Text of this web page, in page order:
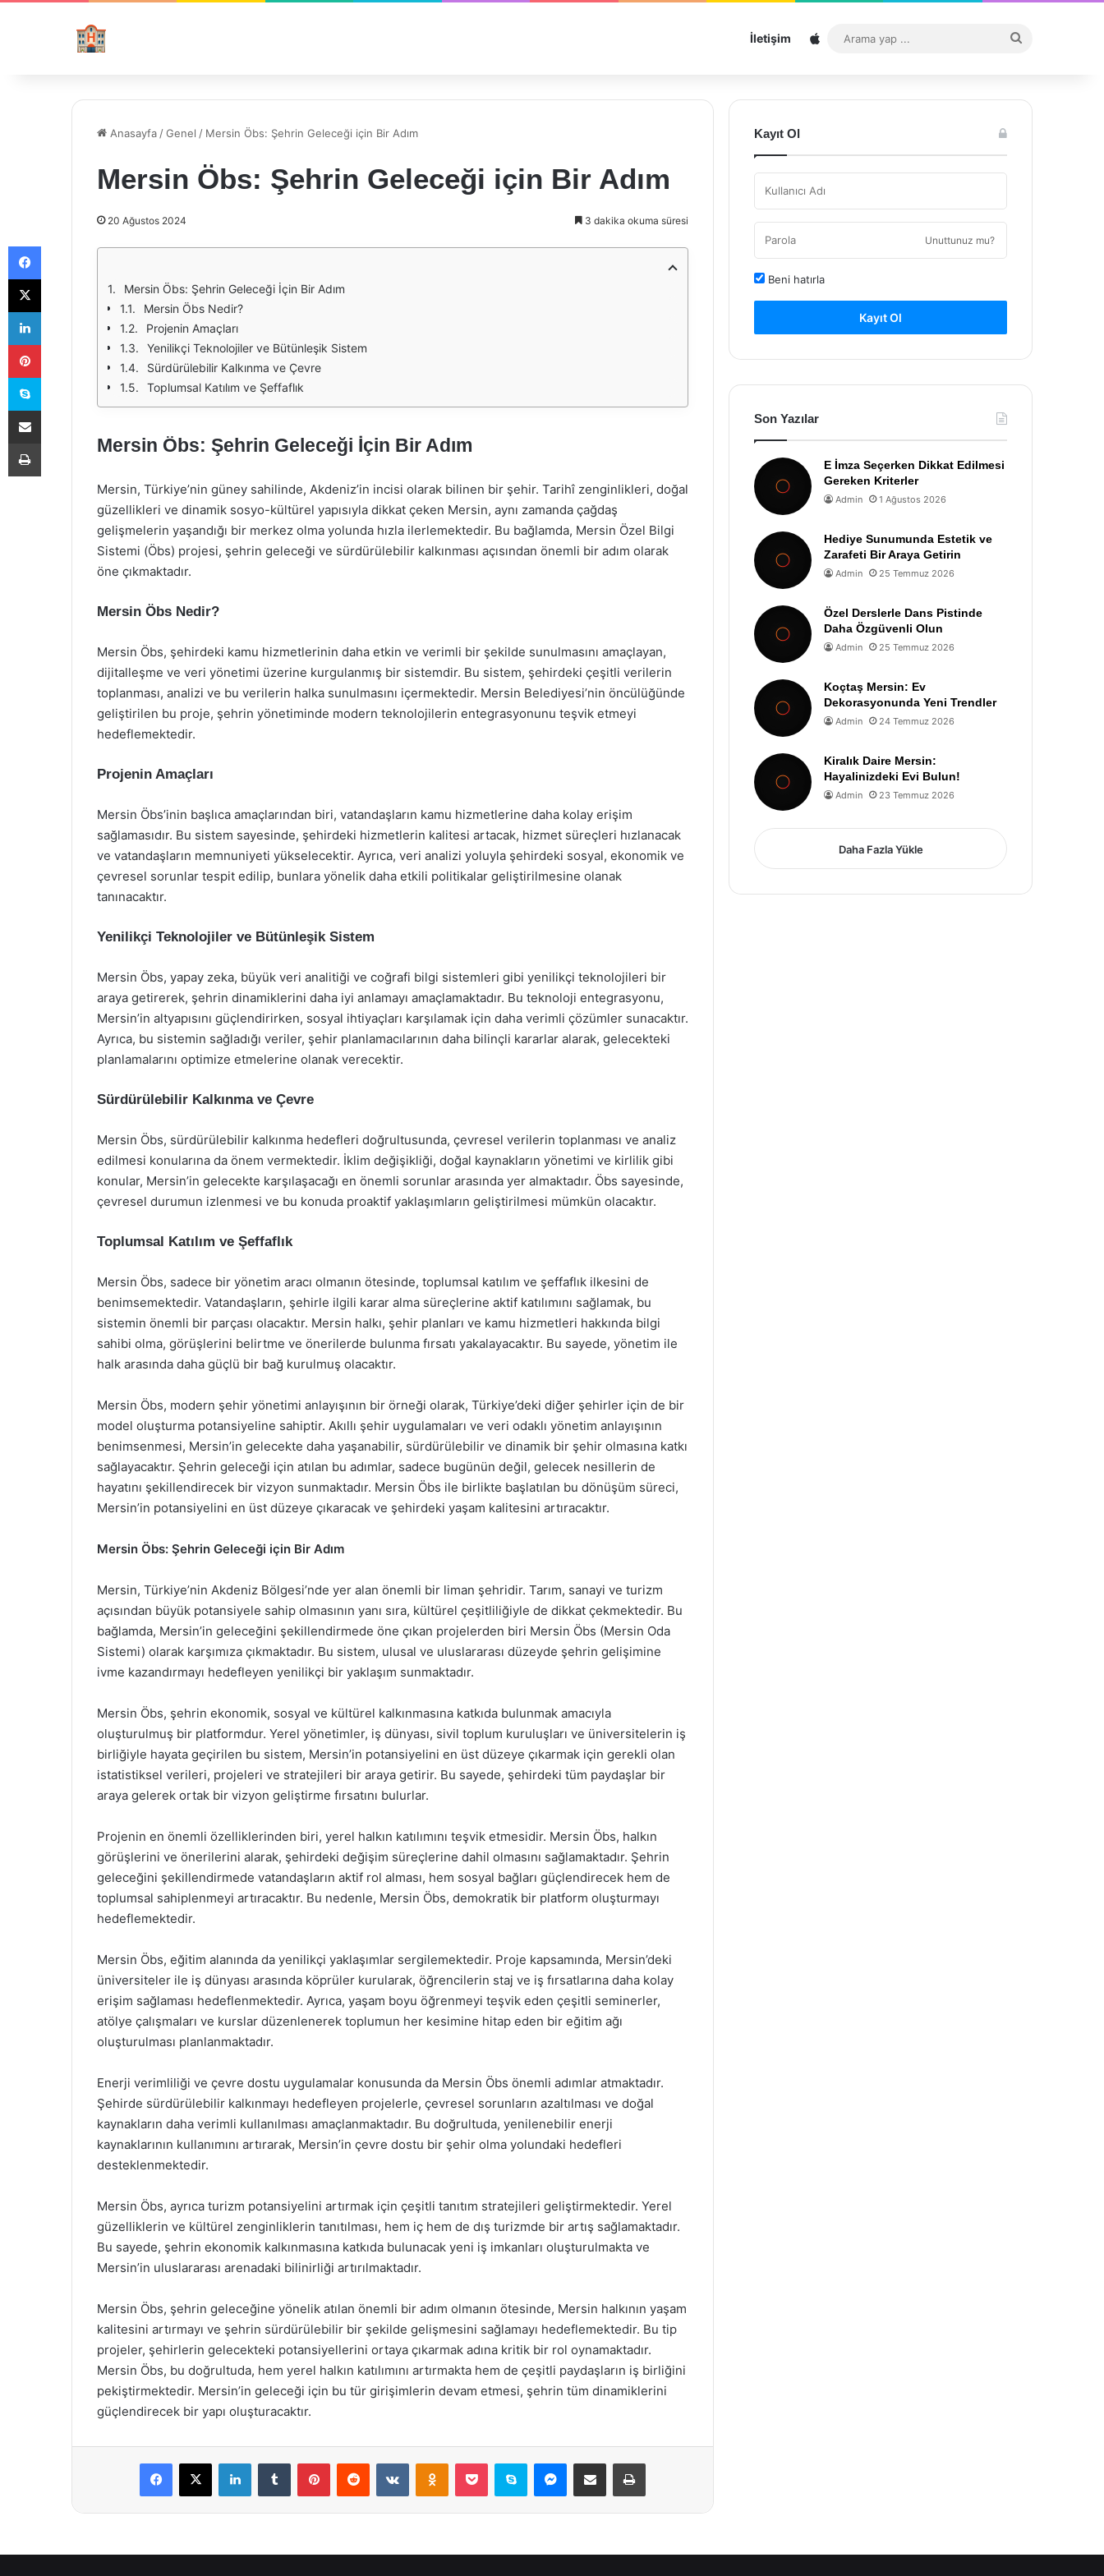
İletişim Sitemap
...
Anasayfa /Genel / Mersin Öbs: Şehrin Geleceği için Bir Adım
Mersin Öbs: Şehrin Geleceği için Bir Adım
20 Ağustos 2024 3 dakika okuma süresi
Mersin Öbs: Şehrin Geleceği İçin Bir Adım
Mersin Öbs Nedir?
Projenin Amaçları
Yenilikçi Teknolojiler ve Bütünleşik Sistem
Sürdürülebilir Kalkınma ve Çevre
Toplumsal Katılım ve Şeffaflık
Mersin Öbs: Şehrin Geleceği İçin Bir Adım
Mersin, Türkiye’nin güney sahilinde, Akdeniz’in incisi olarak bilinen bir şehir. Tarihî zenginlikleri, doğal
güzellikleri ve dinamik sosyo-kültürel yapısıyla dikkat çeken Mersin, aynı zamanda çağdaş
gelişmelerin yaşandığı bir merkez olma yolunda hızla ilerlemektedir. Bu bağlamda, Mersin Özel Bilgi
Sistemi (Öbs) projesi, şehrin geleceği ve sürdürülebilir kalkınması açısından önemli bir adım olarak
öne çıkmaktadır.
Mersin Öbs Nedir?
Mersin Öbs, şehirdeki kamu hizmetlerinin daha etkin ve verimli bir şekilde sunulmasını amaçlayan,
dijitalleşme ve veri yönetimi üzerine kurgulanmış bir sistemdir. Bu sistem, şehirdeki çeşitli verilerin
toplanması, analizi ve bu verilerin halka sunulmasını içermektedir. Mersin Belediyesi’nin öncülüğünde
geliştirilen bu proje, şehrin yönetiminde modern teknolojilerin entegrasyonunu teşvik etmeyi
hedeflemektedir.
Projenin Amaçları
Mersin Öbs’inin başlıca amaçlarından biri, vatandaşların kamu hizmetlerine daha kolay erişim
sağlamasıdır. Bu sistem sayesinde, şehirdeki hizmetlerin kalitesi artacak, hizmet süreçleri hızlanacak
ve vatandaşların memnuniyeti yükselecektir. Ayrıca, veri analizi yoluyla şehirdeki sosyal, ekonomik ve
çevresel sorunlar tespit edilip, bunlara yönelik daha etkili politikalar geliştirilmesine olanak
tanınacaktır.
Yenilikçi Teknolojiler ve Bütünleşik Sistem
Mersin Öbs, yapay zeka, büyük veri analitiği ve coğrafi bilgi sistemleri gibi yenilikçi teknolojileri bir
araya getirerek, şehrin dinamiklerini daha iyi anlamayı amaçlamaktadır. Bu teknoloji entegrasyonu,
Mersin’in altyapısını güçlendirirken, sosyal ihtiyaçları karşılamak için daha verimli çözümler sunacaktır.
Ayrıca, bu sistemin sağladığı veriler, şehir planlamacılarının daha bilinçli kararlar alarak, gelecekteki
planlamalarını optimize etmelerine olanak verecektir.
Sürdürülebilir Kalkınma ve Çevre
Mersin Öbs, sürdürülebilir kalkınma hedefleri doğrultusunda, çevresel verilerin toplanması ve analiz
edilmesi konularına da önem vermektedir. İklim değişikliği, doğal kaynakların yönetimi ve kirlilik gibi
konular, Mersin’in gelecekte karşılaşacağı en önemli sorunlar arasında yer almaktadır. Öbs sayesinde,
çevresel durumun izlenmesi ve bu konuda proaktif yaklaşımların geliştirilmesi mümkün olacaktır.
Toplumsal Katılım ve Şeffaflık
Mersin Öbs, sadece bir yönetim aracı olmanın ötesinde, toplumsal katılım ve şeffaflık ilkesini de
benimsemektedir. Vatandaşların, şehirle ilgili karar alma süreçlerine aktif katılımını sağlamak, bu
sistemin önemli bir parçası olacaktır. Mersin halkı, şehir planları ve kamu hizmetleri hakkında bilgi
sahibi olma, görüşlerini belirtme ve önerilerde bulunma fırsatı yakalayacaktır. Bu sayede, yönetim ile
halk arasında daha güçlü bir bağ kurulmuş olacaktır.
Mersin Öbs, modern şehir yönetimi anlayışının bir örneği olarak, Türkiye’deki diğer şehirler için de bir
model oluşturma potansiyeline sahiptir. Akıllı şehir uygulamaları ve veri odaklı yönetim anlayışının
benimsenmesi, Mersin’in gelecekte daha yaşanabilir, sürdürülebilir ve dinamik bir şehir olmasına katkı
sağlayacaktır. Şehrin geleceği için atılan bu adımlar, sadece bugünün değil, gelecek nesillerin de
hayatını şekillendirecek bir vizyon sunmaktadır. Mersin Öbs ile birlikte başlatılan bu dönüşüm süreci,
Mersin’in potansiyelini en üst düzeye çıkaracak ve şehirdeki yaşam kalitesini artıracaktır.
Mersin Öbs: Şehrin Geleceği için Bir Adım
Mersin, Türkiye’nin Akdeniz Bölgesi’nde yer alan önemli bir liman şehridir. Tarım, sanayi ve turizm
açısından büyük potansiyele sahip olmasının yanı sıra, kültürel çeşitliliğiyle de dikkat çekmektedir. Bu
bağlamda, Mersin’in geleceğini şekillendirmede öne çıkan projelerden biri Mersin Öbs (Mersin Oda
Sistemi) olarak karşımıza çıkmaktadır. Bu sistem, ulusal ve uluslararası düzeyde şehrin gelişimine
ivme kazandırmayı hedefleyen yenilikçi bir yaklaşım sunmaktadır.
Mersin Öbs, şehrin ekonomik, sosyal ve kültürel kalkınmasına katkıda bulunmak amacıyla
oluşturulmuş bir platformdur. Yerel yönetimler, iş dünyası, sivil toplum kuruluşları ve üniversitelerin iş
birliğiyle hayata geçirilen bu sistem, Mersin’in potansiyelini en üst düzeye çıkarmak için gerekli olan
istatistiksel verileri, projeleri ve stratejileri bir araya getirir. Bu sayede, şehirdeki tüm paydaşlar bir
araya gelerek ortak bir vizyon geliştirme fırsatını bulurlar.
Projenin en önemli özelliklerinden biri, yerel halkın katılımını teşvik etmesidir. Mersin Öbs, halkın
görüşlerini ve önerilerini alarak, şehirdeki değişim süreçlerine dahil olmasını sağlamaktadır. Şehrin
geleceğini şekillendirmede vatandaşların aktif rol alması, hem sosyal bağları güçlendirecek hem de
toplumsal sahiplenmeyi artıracaktır. Bu nedenle, Mersin Öbs, demokratik bir platform oluşturmayı
hedeflemektedir.
Mersin Öbs, eğitim alanında da yenilikçi yaklaşımlar sergilemektedir. Proje kapsamında, Mersin’deki
üniversiteler ile iş dünyası arasında köprüler kurularak, öğrencilerin staj ve iş fırsatlarına daha kolay
erişim sağlaması hedeflenmektedir. Ayrıca, yaşam boyu öğrenmeyi teşvik eden çeşitli seminerler,
atölye çalışmaları ve kurslar düzenlenerek toplumun her kesimine hitap eden bir eğitim ağı
oluşturulması planlanmaktadır.
Enerji verimliliği ve çevre dostu uygulamalar konusunda da Mersin Öbs önemli adımlar atmaktadır.
Şehirde sürdürülebilir kalkınmayı hedefleyen projelerle, çevresel sorunların azaltılması ve doğal
kaynakların daha verimli kullanılması amaçlanmaktadır. Bu doğrultuda, yenilenebilir enerji
kaynaklarının kullanımını artırarak, Mersin’in çevre dostu bir şehir olma yolundaki hedefleri
desteklenmektedir.
Mersin Öbs, ayrıca turizm potansiyelini artırmak için çeşitli tanıtım stratejileri geliştirmektedir. Yerel
güzelliklerin ve kültürel zenginliklerin tanıtılması, hem iç hem de dış turizmde bir artış sağlamaktadır.
Bu sayede, şehrin ekonomik kalkınmasına katkıda bulunacak yeni iş imkanları oluşturulmakta ve
Mersin’in uluslararası arenadaki bilinirliği artırılmaktadır.
Mersin Öbs, şehrin geleceğine yönelik atılan önemli bir adım olmanın ötesinde, Mersin halkının yaşam
kalitesini artırmayı ve şehrin sürdürülebilir bir şekilde gelişmesini sağlamayı hedeflemektedir. Bu tip
projeler, şehirlerin gelecekteki potansiyellerini ortaya çıkarmak adına kritik bir rol oynamaktadır.
Mersin Öbs, bu doğrultuda, hem yerel halkın katılımını artırmakta hem de çeşitli paydaşların iş birliğini
pekiştirmektedir. Mersin’in geleceği için bu tür girişimlerin devam etmesi, şehrin tüm dinamiklerini
güçlendirecek bir yapı oluşturacaktır.
Facebook
X LinkedInTumblr PinterestReddit VKontakteOdnoklassniki
Pocket Skype Messenger
E-Posta ile paylaş Yazdır
Kayıt Ol
Unuttunuz mu?
Beni hatırla
Kayıt Ol
Son Yazılar
E İmza Seçerken Dikkat Edilmesi
Gereken Kriterler
Admin 1 Ağustos 2026
Hediye Sunumunda Estetik ve
Zarafeti Bir Araya Getirin
Admin 25 Temmuz 2026
Özel Derslerle Dans Pistinde
Daha Özgüvenli Olun
Admin 25 Temmuz 2026
Koçtaş Mersin: Ev
Dekorasyonunda Yeni Trendler
Admin 24 Temmuz 2026
Kiralık Daire Mersin:
Hayalinizdeki Evi Bulun!
Admin 23 Temmuz 2026
Daha Fazla Yükle
Facebook
X
LinkedIn
Pinterest
Skype
E-Posta ile paylaş